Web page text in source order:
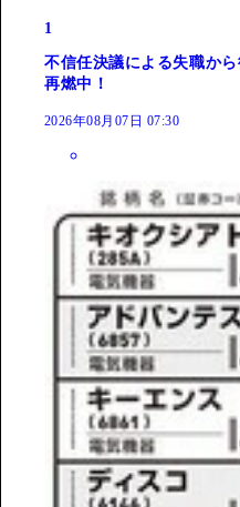
1
不信任決議による失職か
再燃中！
2026年08月07日 07:30